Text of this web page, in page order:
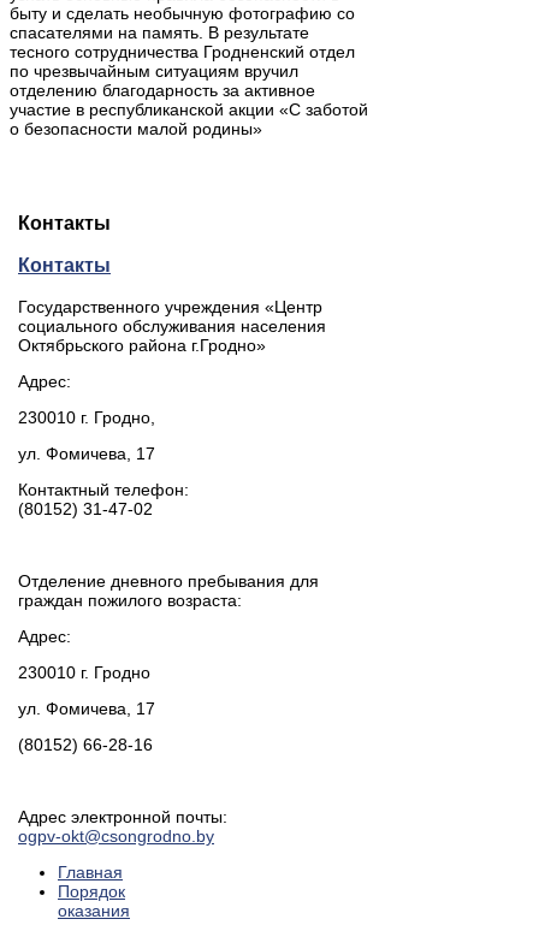
быту и сделать необычную фотографию со
спасателями на память. В результате
тесного сотрудничества Гродненский отдел
по чрезвычайным ситуациям вручил
отделению благодарность за активное
участие в республиканской акции «С заботой
о безопасности малой родины»
Контакты
Контакты
Государственного учреждения «Центр
социального обслуживания населения
Октябрьского района г.Гродно»
Адрес:
230010 г. Гродно,
ул. Фомичева, 17
Контактный телефон:
(80152) 31-47-02
Отделение дневного пребывания для
граждан пожилого возраста:
Адрес:
230010 г. Гродно
ул. Фомичева, 17
(80152) 66-28-16
Адрес электронной почты:
ogpv-okt@csongrodno.by
Главная
Порядок
оказания